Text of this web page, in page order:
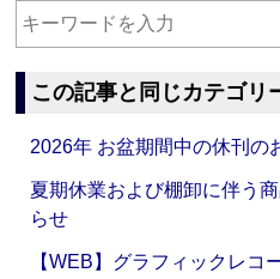
この記事と同じカテゴリ
2026年 お盆期間中の休刊の
夏期休業および棚卸に伴う
らせ
【WEB】グラフィックレコ